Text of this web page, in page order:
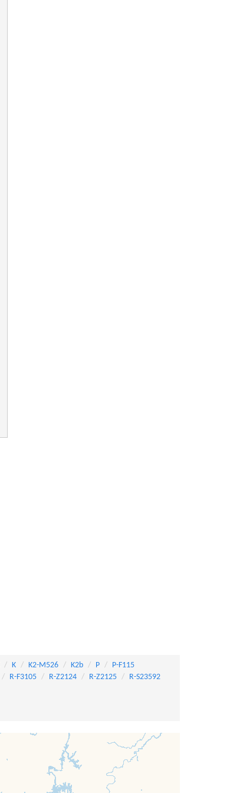
K K2-M526 K2b P
P-F115
R-F3105 R-Z2124 R-Z2125
R-S23592